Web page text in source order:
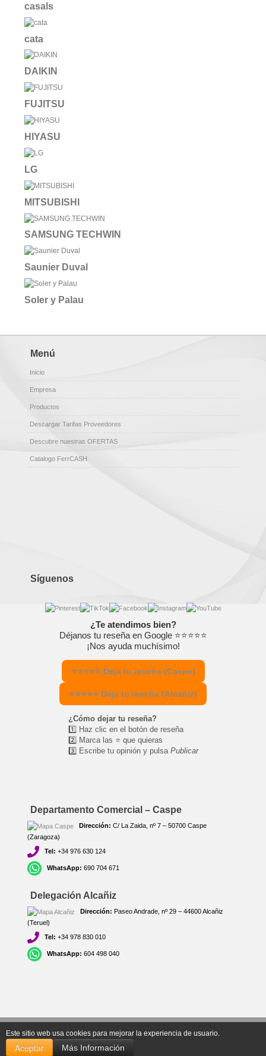
casals
cata
DAIKIN
FUJITSU
HIYASU
LG
MITSUBISHI
SAMSUNG TECHWIN
Saunier Duval
Soler y Palau
Menú
Inicio
Empresa
Productos
Descargar Tarifas Proveedores
Descubre nuestras OFERTAS
Catalogo FerrCASH
Síguenos
¿Te atendimos bien?
Déjanos tu reseña en Google ⭐⭐⭐⭐⭐
¡Nos ayuda muchísimo!
⭐⭐⭐⭐⭐ Deja tu reseña (Caspe)
⭐⭐⭐⭐⭐ Deja tu reseña (Alcañiz)
¿Cómo dejar tu reseña?
1️⃣ Haz clic en el botón de reseña
2️⃣ Marca las ⭐ que quieras
3️⃣ Escribe tu opinión y pulsa Publicar
Departamento Comercial – Caspe
Dirección: C/ La Zaida, nº 7 – 50700 Caspe
(Zaragoza)
Tel: +34 976 630 124
WhatsApp: 690 704 671
Delegación Alcañiz
Dirección: Paseo Andrade, nº 29 – 44600 Alcañiz
(Teruel)
Tel: +34 978 830 010
WhatsApp: 604 498 040
Este sitio web usa cookies para mejorar la experiencia de usuario.
Aceptar Más Información